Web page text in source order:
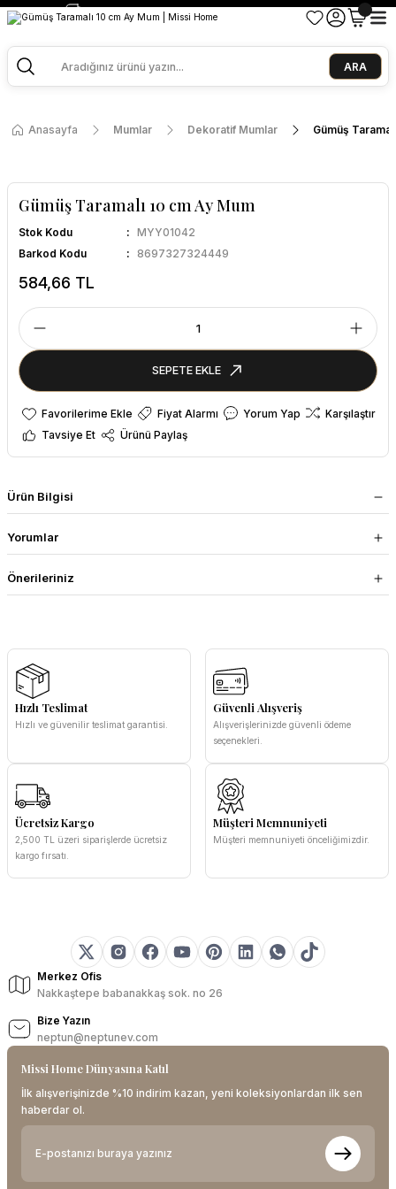
2500 TL ve Üzeri Alışverişlerde Kargo Bedava!
ARA
Anasayfa Mumlar Dekoratif Mumlar Gümüş
Gümüş Taramalı 10 cm Ay Mum
Stok Kodu
MYY01042
Barkod Kodu
8697327324449
584,66 TL
SEPETE EKLE
Fiyat Alarmı Yorum Yap
Karşılaştır
Tavsiye Et
Ürünü Paylaş
Ürün Bilgisi
Yorumlar
Önerileriniz
Hızlı Teslimat
Hızlı ve güvenilir teslimat garantisi.
Güvenli Alışveriş
Alışverişlerinizde güvenli ödeme
seçenekleri.
Ücretsiz Kargo
2,500 TL üzeri siparişlerde ücretsiz
kargo fırsatı.
Müşteri Memnuniyeti
Müşteri memnuniyeti önceliğimizdir.
Merkez Ofis
Nakkaştepe babanakkaş sok. no 26
Bize Yazın
neptun@neptunev.com
Missi Home Dünyasına Katıl
İlk alışverişinizde %10 indirim kazan, yeni koleksiyonlardan ilk sen
haberdar ol.